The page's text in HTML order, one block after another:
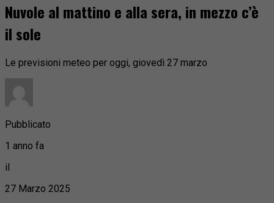
Nuvole al mattino e alla sera, in mezzo c’è
il sole
Le previsioni meteo per oggi, giovedì 27 marzo
Pubblicato
1 anno fa
il
27 Marzo 2025